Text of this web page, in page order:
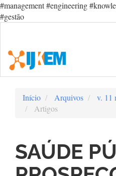
#management #engineering
#gestão
Conteúdo
principal
Barra
Início Arquivos
v. 11
Artigos
SAÚDE